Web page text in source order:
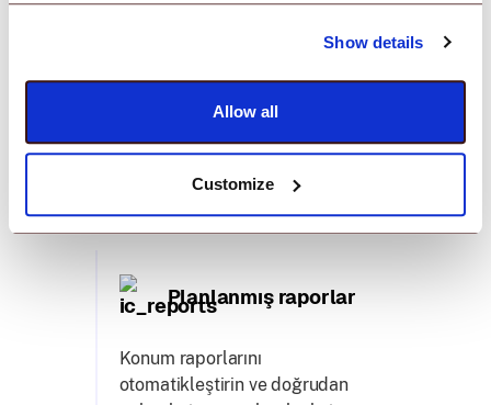
Show details
Allow all
Customize
ortalamada ne kadar süre
hareket halinde olduğuna dair
içgörü kazanın.
Planlanmış raporlar
Konum raporlarını
otomatikleştirin ve doğrudan